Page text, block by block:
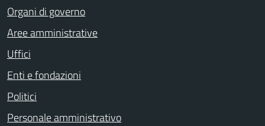
Organi di governo
Aree amministrative
Uffici
Enti e fondazioni
Politici
Personale amministrativo